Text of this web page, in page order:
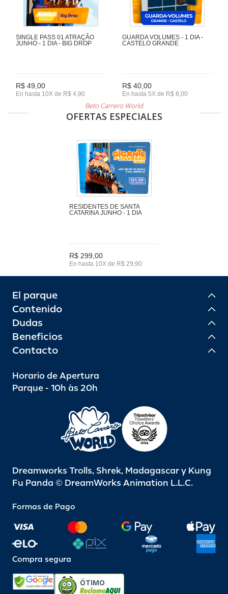
SINGLE PASS 01 ATRAÇÃO
JUNHO - 1 DIA - BIG DROP
R$ 49,00
En hasta 10X de R$ 4,90
GUARDA VOLUMES - 1 DIA -
CASTELO GRANDE
R$ 40,00
En hasta 5X de R$ 8,00
Beto Carrero World
OFERTAS ESPECIALES
RESIDENTES DE SANTA
CATARINA JUNHO - 1 DIA
R$ 299,00
En hasta 10X de R$ 29,90
El parque
Contenido
Dudas
Beneficios
Contacto
Horario de Apertura
Parque - 10h às 20h
Dreamworks Trolls, Shrek, Madagascar y Kung
Fu Panda © DreamWorks Animation L.L.C.
Formas de Pago
Compra segura
ÓTIMO